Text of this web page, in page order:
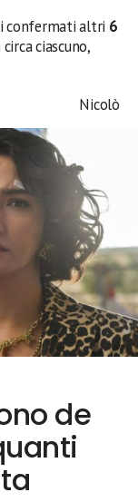
confermati altri 6
ciascuno,
Nicolò
de